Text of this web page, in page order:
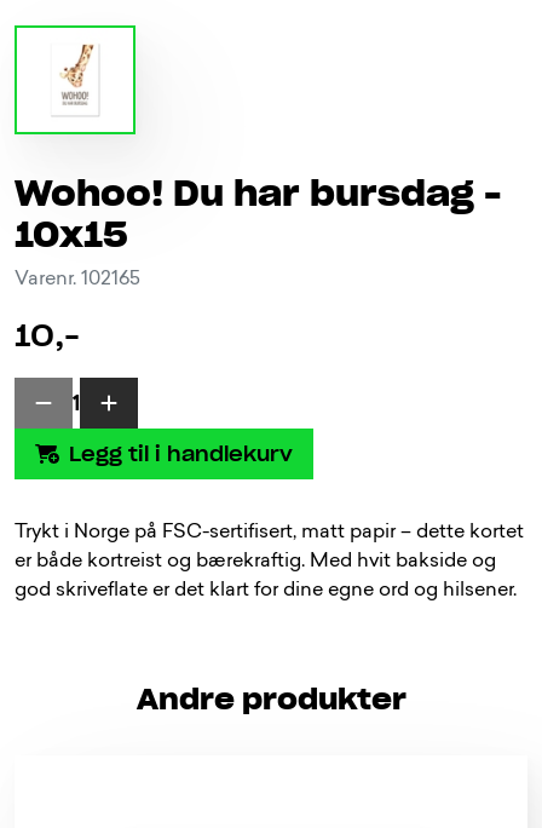
Wohoo! Du har bursdag -
10x15
Varenr. 102165
10,-
1
Legg til i handlekurv
Trykt i Norge på FSC-sertifisert, matt papir – dette kortet
er både kortreist og bærekraftig. Med hvit bakside og
god skriveflate er det klart for dine egne ord og hilsener.
Andre produkter